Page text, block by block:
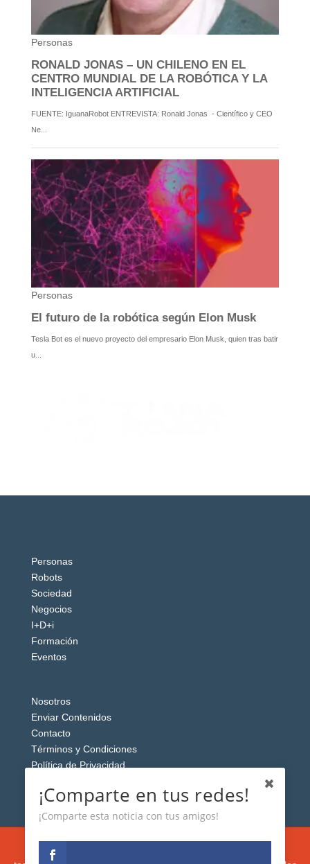
Personas
Robots
Sociedad
Negocios
I+D+i
Formación
Eventos
Nosotros
Enviar Contenidos
Contacto
Términos y Condiciones
Política de Privacidad
Esta web usa cookies analíticas y publicitarias (propias y de
¡Comparte en tus redes!
¡Comparte esta noticia con tus amigos!